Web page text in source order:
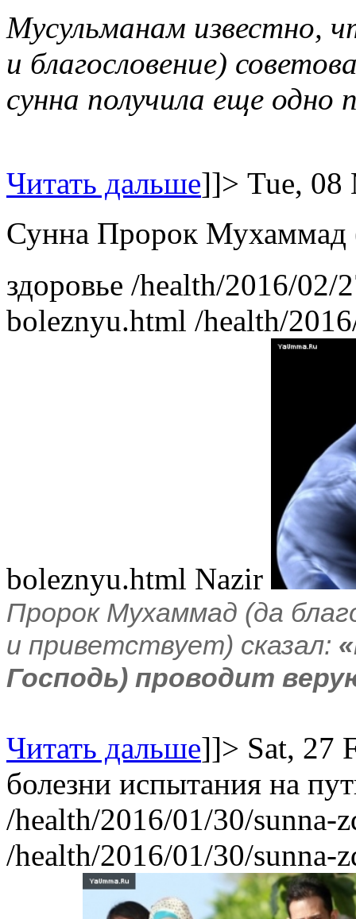
Мусульманам известно,
и благословение)
сунна получила еще
Читать дальше]]> Tue, 08
Сунна
здоровье /health/2016/02/
boleznyu.html /health/
boleznyu.html Nazir
Пророк Мухаммад (да
и приветствует) сказал:
Господь) проводит
Читать дальше]]> Sat, 27
болезни испытания на
/health/2016/01/30/sunna-
/health/2016/01/30/sunna-